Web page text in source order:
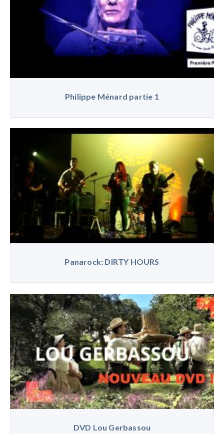
Philippe Ménard partie 1
Panarock: DIRTY HOURS
DVD Lou Gerbassou